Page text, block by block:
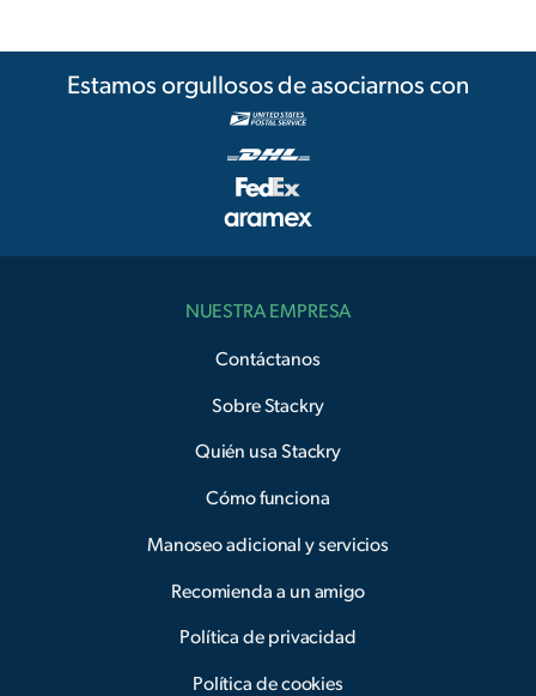
Estamos orgullosos de asociarnos con
NUESTRA EMPRESA
Contáctanos
Sobre Stackry
Quién usa Stackry
Cómo funciona
Manoseo adicional y servicios
Recomienda a un amigo
Política de privacidad
Política de cookies